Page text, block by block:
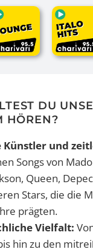
DU
HÖREN?
Künstler und
Songs von
Queen,
Stars, die die
prägten.
Vielfalt:
hin zu den